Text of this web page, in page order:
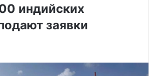
индийских
заявки